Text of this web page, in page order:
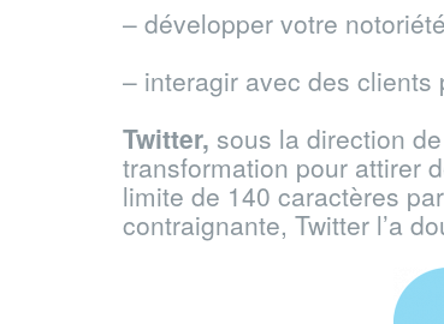
– développer votre
– interagir avec des
Twitter, sous la direction
transformation pour attirer
limite de 140 caractères
contraignante, Twitter l’a